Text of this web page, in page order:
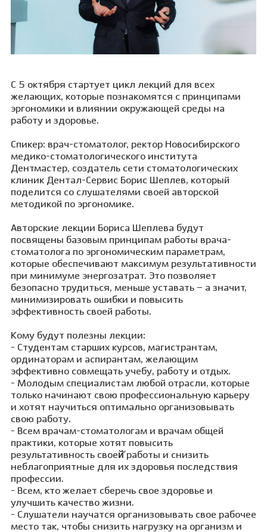
С 5 октября стартует цикл лекций для всех
желающих, которые познакомятся с принципами
эргономики и влиянии окружающей среды на
работу и здоровье.
Спикер: врач-стоматолог, ректор Новосибирского
медико-стоматологического института
Дентмастер, создатель сети стоматологических
клиник Дентал-Сервис Борис Шеплев, который
поделится со слушателями своей авторской
методикой по эргономике.
Авторские лекции Бориса Шеплева будут
посвящены базовым принципам работы врача-
стоматолога по эргономическим параметрам,
которые обеспечивают максимум результативности
при минимуме энергозатрат. Это позволяет
безопасно трудиться, меньше уставать – а значит,
минимизировать ошибки и повысить
эффективность своей работы.
Кому будут полезны лекции:
- Студентам старших курсов, магистрантам,
ординаторам и аспирантам, желающим
эффективно совмещать учебу, работу и отдых.
- Молодым специалистам любой отрасли, которые
только начинают свою профессиональную карьеру
и хотят научиться оптимально организовывать
свою работу.
- Всем врачам-стоматологам и врачам общей
практики, которые хотят повысить
результативность своей̆ работы и снизить
неблагоприятные для их здоровья последствия
профессии.
- Всем, кто желает сберечь свое здоровье и
улучшить качество жизни.
- Слушатели научатся организовывать свое рабочее
место так, чтобы снизить нагрузку на организм и